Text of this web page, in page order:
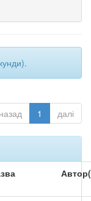
назад 1 далі